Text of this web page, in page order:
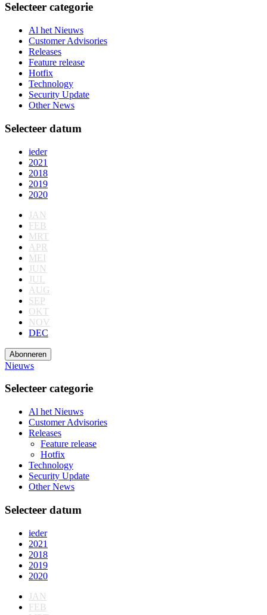
Selecteer categorie
Al het Nieuws
Customer Advisories
Releases
Feature release
Hotfix
Technology
Security Update
Other News
Selecteer datum
ieder
2021
2018
2019
2020
JAN
FEB
MRT
APR
MEI
JUN
JUL
AUG
SEP
OKT
NOV
DEC
Abonneren
Nieuws
Selecteer categorie
Al het Nieuws
Customer Advisories
Releases
Feature release
Hotfix
Technology
Security Update
Other News
Selecteer datum
ieder
2021
2018
2019
2020
JAN
FEB